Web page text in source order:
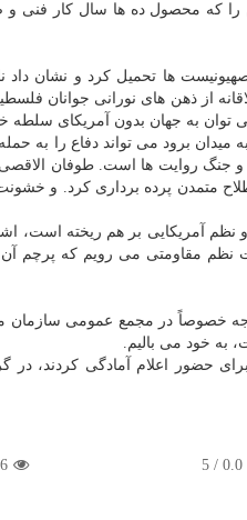
که محصول ده ها سال کار فنی و
ها تحمیل کرد و نشان داد
از ذهن های نورانی جوانان
به جهان بدون آمریکای سلطه
میدان برود می تواند دفاع را به
جنگ روایت ها است. طوفان
متمدن پرده برداری کرد. و
نظم آمریکایی بر هم ریخته است،
نظم مقاومتی می رویم که پرچم
خصوصاً در مجمع عمومی سازمان
به خود می بالیم.
حضور اعلام آمادگی کردند، در
0.0
/
5